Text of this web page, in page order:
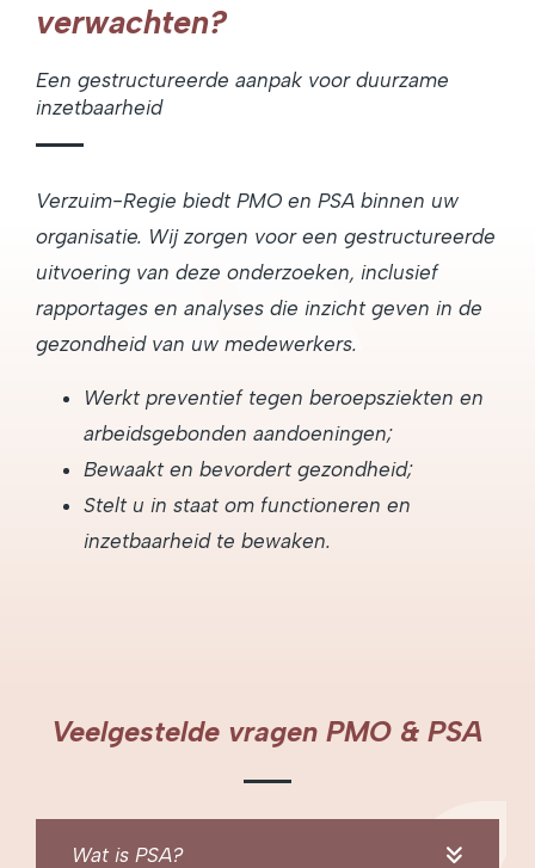
verwachten?
Een gestructureerde aanpak voor duurzame
inzetbaarheid
Verzuim-Regie biedt PMO en PSA binnen uw
organisatie. Wij zorgen voor een gestructureerde
uitvoering van deze onderzoeken, inclusief
rapportages en analyses die inzicht geven in de
gezondheid van uw medewerkers.
Werkt preventief tegen beroepsziekten en
arbeidsgebonden aandoeningen;
Bewaakt en bevordert gezondheid;
Stelt u in staat om functioneren en
inzetbaarheid te bewaken.
Veelgestelde vragen PMO & PSA
Wat is PSA?